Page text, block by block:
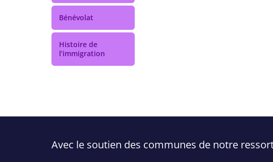
Bénévolat
Histoire de
l’immigration
Avec le soutien des communes de notre